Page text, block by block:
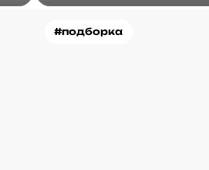
#подборка